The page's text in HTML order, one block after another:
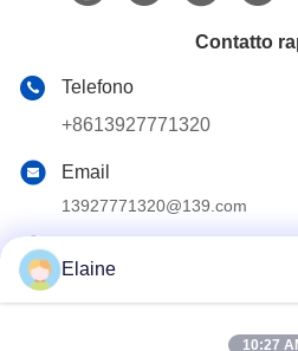
Contatto
Telefono
+8613927771320
Email
13927771320@139.com
Edificio G, secondo piano, n. 6
Jiujiang, distretto di Nanhai,
Elaine
10:27